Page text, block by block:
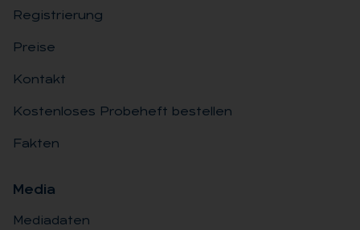
Registrierung
Preise
Kontakt
Kostenloses Probeheft bestellen
Fakten
Me­dia
Mediadaten